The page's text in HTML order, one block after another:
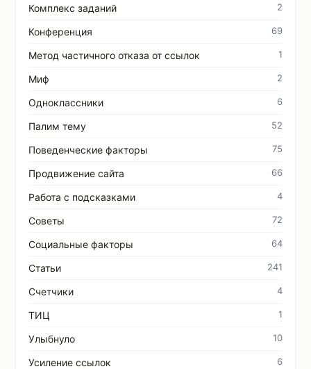
Комплекс заданий 2
Конференция 69
Метод частичного отказа от ссылок 1
Миф 2
Одноклассники 6
Палим тему 52
Поведенческие факторы 75
Продвижение сайта 66
Работа с подсказками 4
Советы 72
Социальные факторы 64
Статьи 241
Счетчики 4
ТИЦ 1
Улыбнуло 10
Усиление ссылок 6